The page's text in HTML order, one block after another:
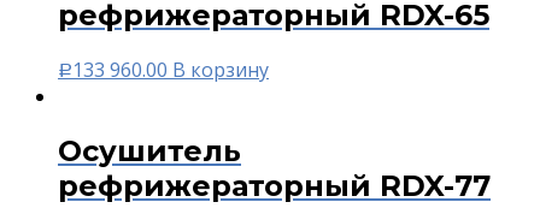
рефрижераторный RDX-65
Р 133 960.00 В корзину
Осушитель
рефрижераторный RDX-77